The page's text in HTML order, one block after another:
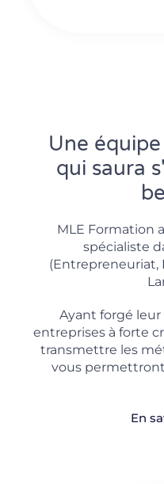
Une
qui saura
MLE Formation
spécialiste
(Entrepreneuriat,
Ayant forgé
entreprises à forte
transmettre les
vous permettront
En